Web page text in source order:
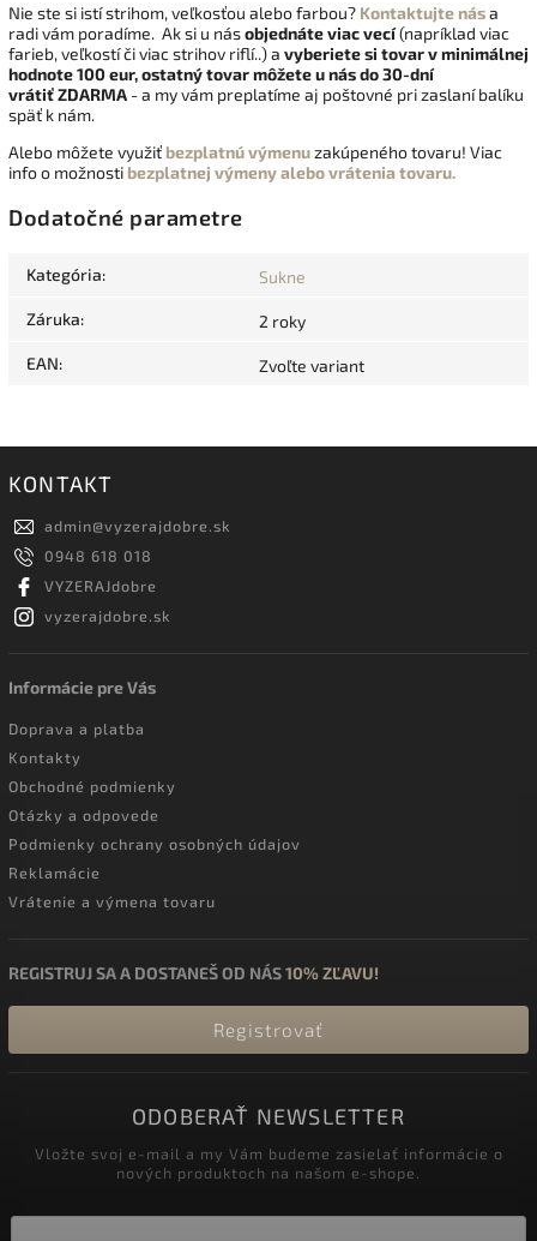
Nie ste si istí strihom, veľkosťou alebo farbou? Kontaktujte nása
radi vám poradíme. Ak si u násobjednáte viac vecí(napríklad viac
farieb, veľkostí či viac strihov riflí..) a vyberiete si tovar v minimálnej
hodnote 100 eur, ostatný tovar môžete u nás do 30-dní
vrátiťZDARMA - a my vám preplatíme aj poštovné pri zaslaní balíku
späť k nám.
Alebo môžete využiť bezplatnú výmenuzakúpeného tovaru! Viac
info o možnosti bezplatnej výmeny alebo vrátenia tovaru.
Dodatočné parametre
Kategória: Sukne
Záruka: 2 roky
EAN: Zvoľte variant
KONTAKT
admin@vyzerajdobre.sk
0948 618 018
VYZERAJdobre
vyzerajdobre.sk
Informácie pre Vás
Doprava a platba
Kontakty
Obchodné podmienky
Otázky a odpovede
Podmienky ochrany osobných údajov
Reklamácie
Vrátenie a výmena tovaru
REGISTRUJ SA A DOSTANEŠ OD NÁS10% ZĽAVU!
Registrovať
ODOBERAŤ NEWSLETTER
Vložte svoj e-mail a my Vám budeme zasielať informácie o
nových produktoch na našom e-shope.